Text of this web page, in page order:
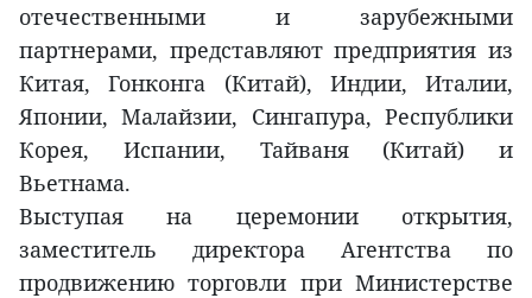
отечественными и зарубежными
партнерами, представляют предприятия из
Китая, Гонконга (Китай), Индии, Италии,
Японии, Малайзии, Сингапура, Республики
Корея, Испании, Тайваня (Китай) и
Вьетнама.
Выступая на церемонии открытия,
заместитель директора Агентства по
продвижению торговли при Министерстве